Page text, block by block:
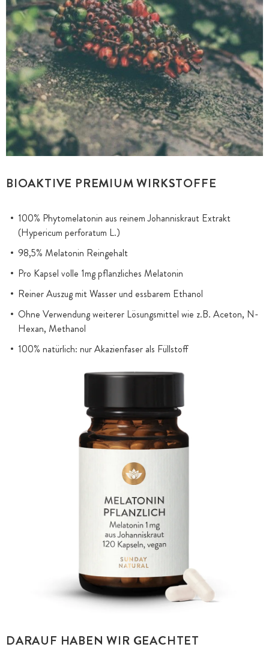
BIOAKTIVE PREMIUM WIRKSTOFFE
100% Phytomelatonin aus reinem Johanniskraut Extrakt
(Hypericum perforatum L.)
98,5% Melatonin Reingehalt
Pro Kapsel volle 1mg pflanzliches Melatonin
Reiner Auszug mit Wasser und essbarem Ethanol
Ohne Verwendung weiterer Lösungsmittel wie z.B. Aceton, N-
Hexan, Methanol
100% natürlich: nur Akazienfaser als Füllstoff
DARAUF HABEN WIR GEACHTET